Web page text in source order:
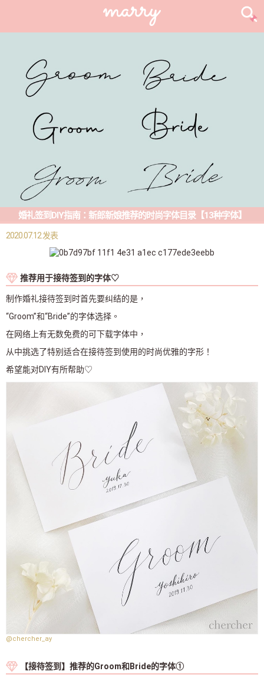
婚礼签到DIY指南：新郎新娘推荐的时尚字体目录【13种字体】
2020.07.12 发表
推荐用于接待签到的字体♡
制作婚礼接待签到时首先要纠结的是，
“Groom”和“Bride”的字体选择。
在网络上有无数免费的可下载字体中，
从中挑选了特别适合在接待签到使用的时尚优雅的字形！
希望能对DIY有所帮助♡
@chercher_ay
【接待签到】推荐的Groom和Bride的字体①